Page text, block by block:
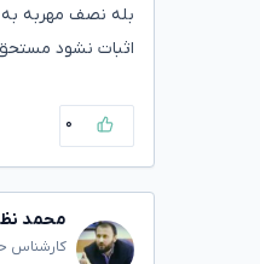
بله نصف مهربه
اثبات نشود
۰
محمد
کارشناس